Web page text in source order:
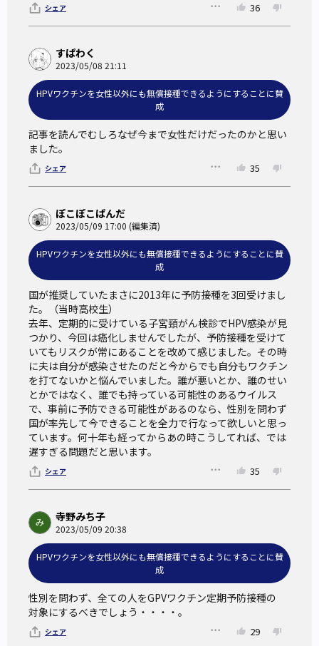
【HPVに感染してから子宮頸がんを発症するま
で 厚生労働省より】
HPVに感染した後に、どのような人が癌化するかまだ詳しく
分かっていないため、感染予防や定期的な検診、早期発見が
重要となる。
一部を摘出の場合は、妊娠をすることができても早産のリス
クがある。
全摘出の場合は妊娠すること自体が不可能になってしまう。
HPVを予防するために今日本でできること
日本では、HPVの積極的接種推奨が2022年4月より再開さ
れ、小学校6年生~高校1年生相当の女性を対象に公費で接種
することができる。
公費で受けることができるワクチンは、2価ワクチン（サー
バリックス）、4価ワクチン（ガーダシル）、9価ワクチン
（シルガード）の3種類。
一定の間隔を空けて同じワクチンを2回または3回接種する。
（接種するワクチンや年齢によってタイミングや回数が異な
2価ワクチンと4価ワクチンは子宮頸がんを起こしやすい種類
（型）であるHPV16型と18型の感染を防ぐことができる。
これは子宮頸がんの50~70%を防ぐことができる。
9価ワクチンは、このHPV16型と18型に加え、他の5種類
（HPV31型、33型、45型、52型、58型）のHPV感染も防ぐ
ため、子宮頸がんの80~90%を防ぐとされている。
2020年12月から日本で男性も接種（全額自己負担で3回で5
シェア 36
すぱわく
2023/05/08 21:11
HPVワクチンを女性以外にも無償接種できるようにすることに賛
成
記事を読んでむしろなぜ今まで女性だけだったのかと思い
ました。
シェア 35
ぽこぽこぱんだ
2023/05/09 17:00 (編集済)
HPVワクチンを女性以外にも無償接種できるようにすることに賛
成
国が推奨していたまさに2013年に予防接種を3回受けまし
た。（当時高校生）
去年、定期的に受けている子宮頸がん検診でHPV感染が見
つかり、今回は癌化しませんでしたが、予防接種を受けて
いてもリスクが常にあることを改めて感じました。その時
に夫は自分が感染させたのだと今からでも自分もワクチン
を打てないかと悩んでいました。誰が悪いとか、誰のせい
とかではなく、誰でも持っている可能性のあるウイルス
で、事前に予防できる可能性があるのなら、性別を問わず
国が率先して今できることを全力で行なって欲しいと思っ
ています。何十年も経ってからあの時こうしてれば、では
遅すぎる問題だと思います。
シェア 35
寺野みち子
2023/05/09 20:38
HPVワクチンを女性以外にも無償接種できるようにすることに賛
成
性別を問わず、全ての人をGPVワクチン定期予防接種の
対象にするべきでしょう・・・・。
シェア 29